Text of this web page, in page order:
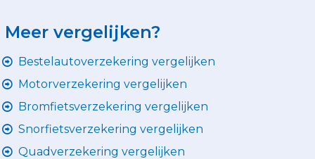
Meer vergelijken?
Bestelautoverzekering vergelijken
Motorverzekering vergelijken
Bromfietsverzekering vergelijken
Snorfietsverzekering vergelijken
Quadverzekering vergelijken